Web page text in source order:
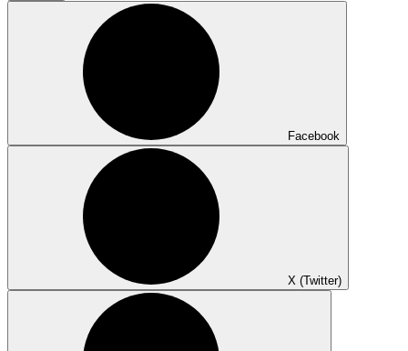
Facebook
X (Twitter)